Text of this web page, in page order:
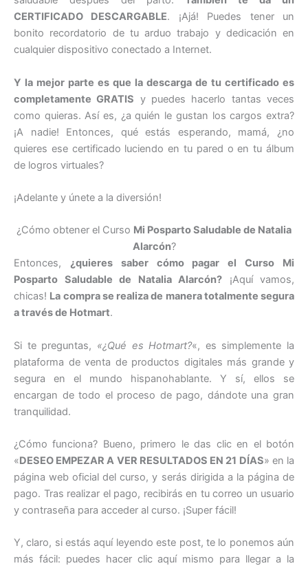
CERTIFICADO DESCARGABLE. ¡Ajá! Puedes tener un
bonito recordatorio de tu arduo trabajo y dedicación en
cualquier dispositivo conectado a Internet.
Y la mejor parte es que la descarga de tu certificado es
completamente GRATIS y puedes hacerlo tantas veces
como quieras. Así es, ¿a quién le gustan los cargos extra?
¡A nadie! Entonces, qué estás esperando, mamá, ¿no
quieres ese certificado luciendo en tu pared o en tu álbum
de logros virtuales?
¡Adelante y únete a la diversión!
¿Cómo obtener el Curso Mi Posparto Saludable de Natalia
Alarcón?
Entonces, ¿quieres saber cómo pagar el Curso Mi
Posparto Saludable de Natalia Alarcón? ¡Aquí vamos,
chicas! La compra se realiza de manera totalmente segura
a través de Hotmart.
Si te preguntas, «¿Qué es Hotmart?«, es simplemente la
plataforma de venta de productos digitales más grande y
segura en el mundo hispanohablante. Y sí, ellos se
encargan de todo el proceso de pago, dándote una gran
tranquilidad.
¿Cómo funciona? Bueno, primero le das clic en el botón
«DESEO EMPEZAR A VER RESULTADOS EN 21 DÍAS» en la
página web oficial del curso, y serás dirigida a la página de
pago. Tras realizar el pago, recibirás en tu correo un usuario
y contraseña para acceder al curso. ¡Super fácil!
Y, claro, si estás aquí leyendo este post, te lo ponemos aún
más fácil: puedes hacer clic aquí mismo para llegar a la